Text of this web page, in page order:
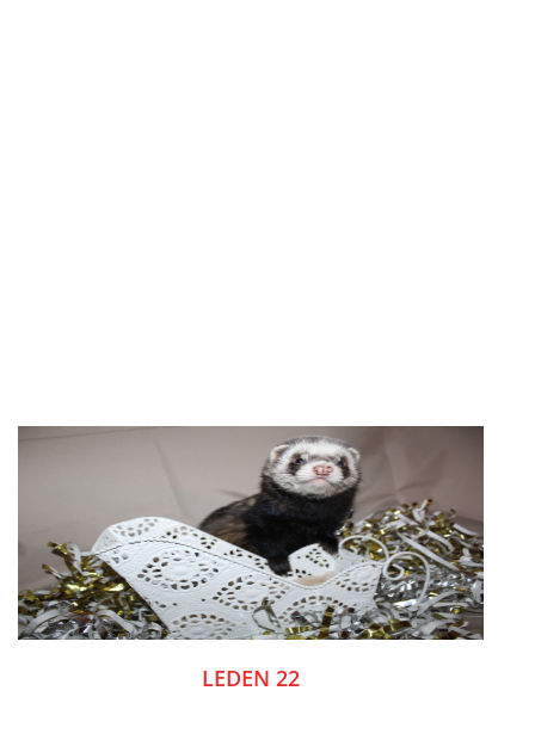
SLUŽBY
HISTORIE - 2010 - 2020
LEDEN 22